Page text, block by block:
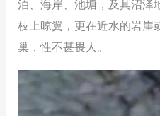
泊、海岸、池塘，及其沼泽
枝上晾翼，更在近水的岩崖
巢，性不甚畏人。